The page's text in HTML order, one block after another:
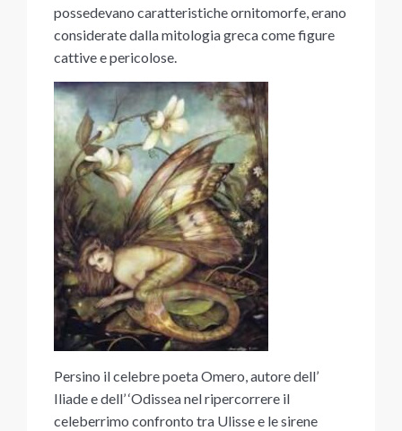
possedevano caratteristiche ornitomorfe, erano
considerate dalla mitologia greca come figure
cattive e pericolose.
Persino il celebre poeta Omero, autore dell’
Iliade e dell’ ‘Odissea nel ripercorrere il
celeberrimo confronto tra Ulisse e le sirene